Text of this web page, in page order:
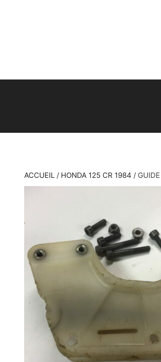
ACCUEIL / HONDA 125 CR 1984 /